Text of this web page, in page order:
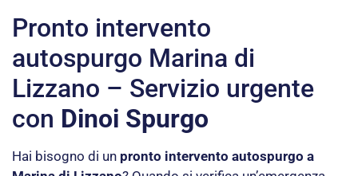
Pronto intervento
autospurgo Marina di
Lizzano – Servizio urgente
con Dinoi Spurgo
Hai bisogno di un pronto intervento autospurgo a